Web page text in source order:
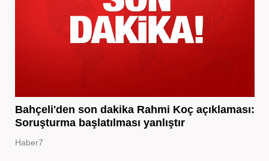
Bahçeli'den son dakika Rahmi Koç açıklaması:
Soruşturma başlatılması yanlıştır
Haber7